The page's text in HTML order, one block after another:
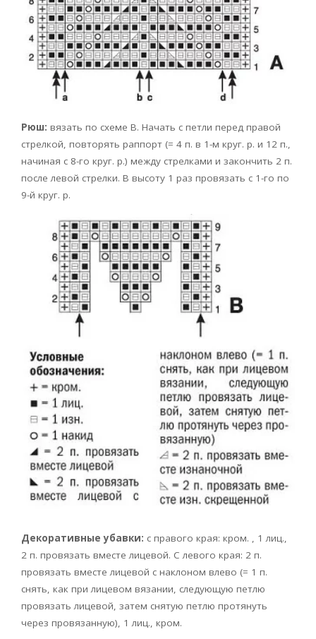
Рюш: вязать по схеме В. Начать с петли перед правой
стрелкой, повторять раппорт (= 4 п. в 1-м круг. р. и 12 п.,
начиная с 8-го круг. р.) между стрелками и закончить 2 п.
после левой стрелки. В высоту 1 раз провязать с 1-го по
9-й круг. р.
Декоративные убавки: с правого края: кром. , 1 лиц.,
2 п. провязать вместе лицевой. С левого края: 2 п.
провязать вместе лицевой с наклоном влево (= 1 п.
снять, как при лицевом вязании, следующую петлю
провязать лицевой, затем снятую петлю протянуть
через провязанную), 1 лиц., кром.